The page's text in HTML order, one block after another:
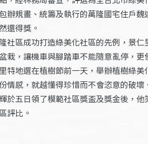
辦規畫、統籌及執行的萬隆國宅住戶
還得獎。
社區成功打造綠美化社區的先例，景
栽，讓機車與腳踏車不能隨意亂停，
特地選在植樹節前一天，舉辦植樹綠
情感，就越懂得珍惜而不會恣意的破壞
於五日領了模範社區獎盃及獎金後，
評比。